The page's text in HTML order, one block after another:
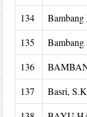
134
135
Bambang
136
137
Basri,